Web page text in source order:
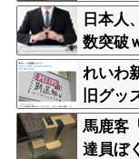
日本人
数突破
れいわ
旧グ
惑
馬鹿客
達員ぼ